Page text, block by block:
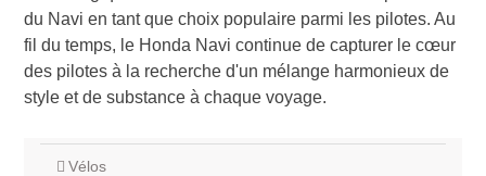
du Navi en tant que choix populaire parmi les pilotes. Au
fil du temps, le Honda Navi continue de capturer le cœur
des pilotes à la recherche d'un mélange harmonieux de
style et de substance à chaque voyage.
Vélos